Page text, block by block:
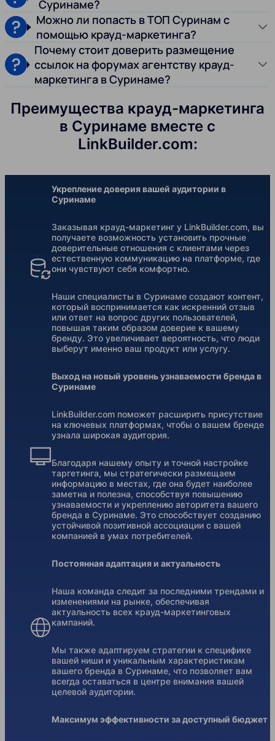
Суринаме?
Можно ли попасть в ТОП Суринам с
помощью крауд-маркетинга?
Почему стоит доверить размещение
ссылок на форумах агентству крауд-
маркетинга в Суринаме?
Преимущества крауд-маркетинга
в Суринаме вместе с
LinkBuilder.com:
Укрепление доверия вашей аудитории в
Суринаме
Заказывая крауд-маркетинг у LinkBuilder.com, вы
получаете возможность установить прочные
доверительные отношения с клиентами через
естественную коммуникацию на платформе, где
они чувствуют себя комфортно.
Наши специалисты в Суринаме создают контент,
который воспринимается как искренний отзыв
или ответ на вопрос других пользователей,
повышая таким образом доверие к вашему
бренду. Это увеличивает вероятность, что люди
выберут именно ваш продукт или услугу.
Выход на новый уровень узнаваемости бренда в
Суринаме
LinkBuilder.com поможет расширить присутствие
на ключевых платформах, чтобы о вашем бренде
узнала широкая аудитория.
Благодаря нашему опыту и точной настройке
таргетинга, мы стратегически размещаем
информацию в местах, где она будет наиболее
заметна и полезна, способствуя повышению
узнаваемости и укреплению авторитета вашего
бренда в Суринаме. Это способствует созданию
устойчивой позитивной ассоциации с вашей
компанией в умах потребителей.
Постоянная адаптация и актуальность
Наша команда следит за последними трендами и
изменениями на рынке, обеспечивая
актуальность всех крауд-маркетинговых
кампаний.
Мы также адаптируем стратегии к специфике
вашей ниши и уникальным характеристикам
вашего бренда в Суринаме, что позволяет вам
всегда оставаться в центре внимания вашей
целевой аудитории.
Максимум эффективности за доступный бюджет